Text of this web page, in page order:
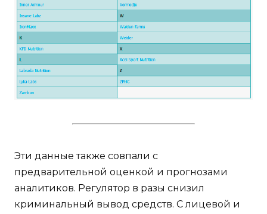
Эти данные также совпали с
предварительной оценкой и прогнозами
аналитиков. Регулятор в разы снизил
криминальный вывод средств. С лицевой и